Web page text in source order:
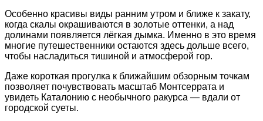
Особенно красивы виды ранним утром и ближе к закату,
когда скалы окрашиваются в золотые оттенки, а над
долинами появляется лёгкая дымка. Именно в это время
многие путешественники остаются здесь дольше всего,
чтобы насладиться тишиной и атмосферой гор.
Даже короткая прогулка к ближайшим обзорным точкам
позволяет почувствовать масштаб Монтсеррата и
увидеть Каталонию с необычного ракурса — вдали от
городской суеты.